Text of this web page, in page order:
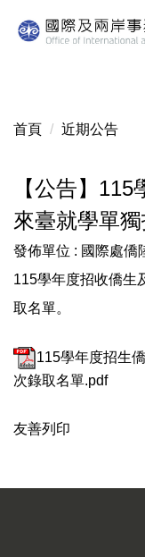
到
容
首頁 近期公告
【公告】
來臺就學單
發佈單位 : 國際處僑
115學年度招收僑生
取名單。
115學年度招生
次錄取名單.pdf
友善列印